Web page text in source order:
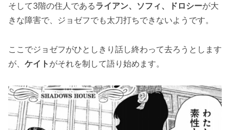
そして3階の住人であるライアン、ソフィ、ドロシーが大
きな障害で、ジョゼフでも太刀打ちできないようです。
ここでジョゼフがひとしきり話し終わって去ろうとします
が、 ケイト がそれを制して語り始めます。